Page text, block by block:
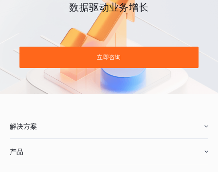
数据驱动业务增长
立即咨询
解决方案
产品